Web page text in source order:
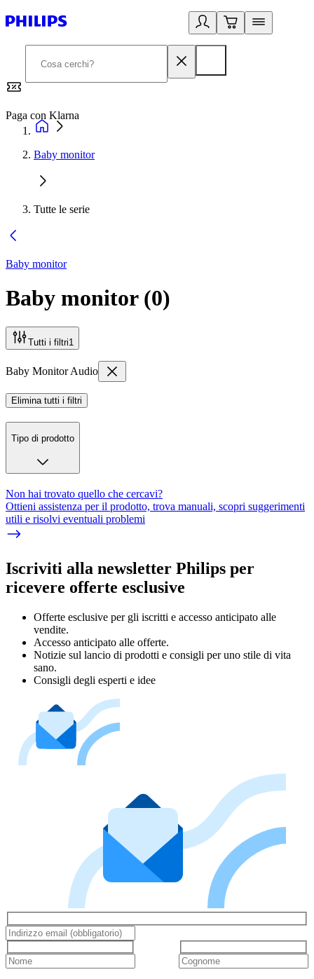
Paga con Klarna
Baby monitor
Tutte le serie
Baby monitor
Baby monitor(0)
Tutti i filtri1
Baby Monitor Audio
Elimina tutti i filtri
Tipo di prodotto
Non hai trovato quello che cercavi?
Ottieni assistenza per il prodotto, trova manuali, scopri suggerimenti
utili e risolvi eventuali problemi
Iscriviti alla newsletter Philips per
ricevere offerte esclusive
Offerte esclusive per gli iscritti e accesso anticipato alle
vendite.
Accesso anticipato alle offerte.
Notizie sul lancio di prodotti e consigli per uno stile di vita
sano.
Consigli degli esperti e idee